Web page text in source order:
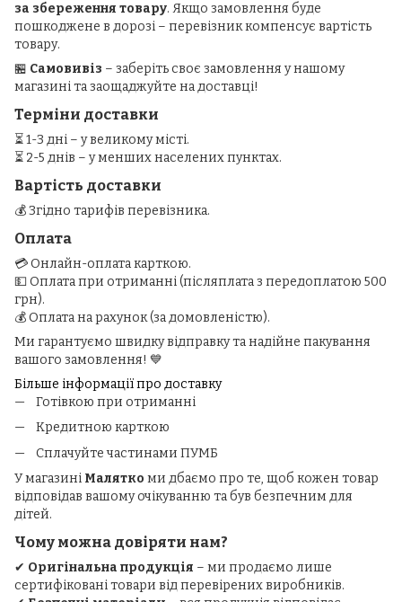
за збереження товару. Якщо замовлення буде
пошкоджене в дорозі – перевізник компенсує вартість
товару.
🏪 Самовивіз – заберіть своє замовлення у нашому
магазині та заощаджуйте на доставці!
Терміни доставки
⏳ 1-3 дні – у великому місті.
⏳ 2-5 днів – у менших населених пунктах.
Вартість доставки
💰 Згідно тарифів перевізника.
Оплата
💳 Онлайн-оплата карткою.
💵 Оплата при отриманні (післяплата з передоплатою 500
грн).
💰 Оплата на рахунок (за домовленістю).
Ми гарантуємо швидку відправку та надійне пакування
вашого замовлення! 💙
Більше інформації про доставку
Готівкою при отриманні
Кредитною карткою
Сплачуйте частинами ПУМБ
У магазині Малятко ми дбаємо про те, щоб кожен товар
відповідав вашому очікуванню та був безпечним для
дітей.
Чому можна довіряти нам?
✔ Оригінальна продукція – ми продаємо лише
сертифіковані товари від перевірених виробників.